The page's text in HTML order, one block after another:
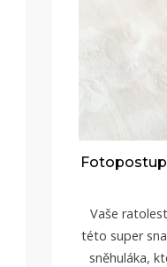
Vaše
této super
sněhuláka,